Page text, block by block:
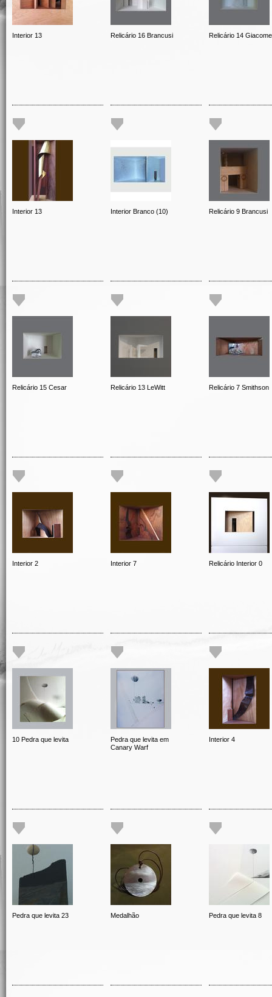
Interior 13 Relicário 16 Brancusi Relicário 14
Interior 13 Interior Branco (10) Relicário 9 Brancusi
Relicário 15 Cesar Relicário 13 LeWitt Relicário 7 Smithson
Interior 2 Interior 7 Relicário Interior 0
10 Pedra que levita
Pedra que levita em
Canary Warf
Interior 4
Pedra que levita 23 Medalhão Pedra que levita 8